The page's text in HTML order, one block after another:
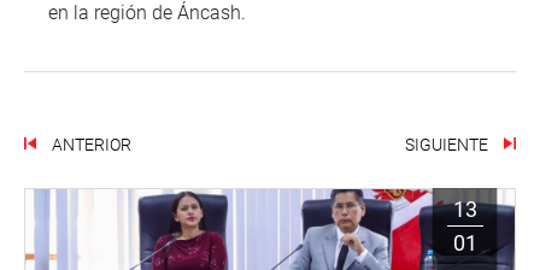
en la región de Áncash.
ANTERIOR SIGUIENTE
13
01